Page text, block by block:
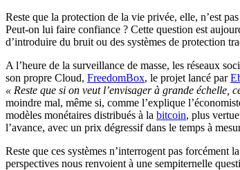
Reste que la protection de la vie privée, elle, n’est
Peut-on lui faire confiance ? Cette question est
d’introduire du bruit ou des systèmes de protection
A l’heure de la surveillance de masse, les réseaux
son propre Cloud, FreedomBox, le projet lancé par
« Reste que si on veut l’envisager à grande
moindre mal, même si, comme l’explique
modèles monétaires distribués à la bitcoin, plus
l’avance, avec un prix dégressif dans le temps à
Reste que ces systèmes n’interrogent pas
perspectives nous renvoient à une sempiternelle